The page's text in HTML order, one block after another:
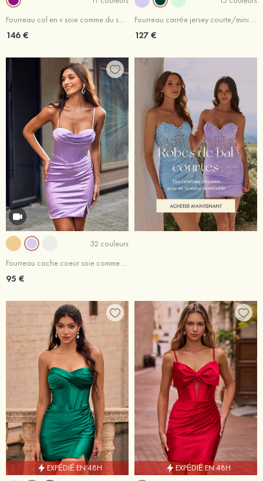
Fourreau col en v soie comme du satin courte/mini robe de fête de la rentrée avec perles paillettes
146 €
Fourreau carrée jersey courte/mini robe de fête de la rentrée avec plissé paillettes
127 €
32 couleurs
Fourreau cache coeur soie comme du satin courte/mini robe de fête de la rentrée
95 €
EXPÉDIÉ EN 48H
EXPÉDIÉ EN 48H